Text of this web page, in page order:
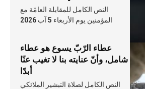
النص الكامل للمقابلة العامّة مع
المؤمنين يوم الأربعاء 5 آب 2026
عطاء الرّبّ يسوع هو عطاء
شامل، وأنّ عنايته بنا لا تغيب عنّا
أبدًا
النص الكامل لصلاة التبشير الملائكي